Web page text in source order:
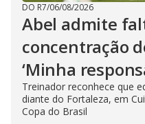
DO R7/06/08/2026
Abel admite
concentração
‘Minha
Treinador reconhece que
diante do Fortaleza, em
Copa do Brasil